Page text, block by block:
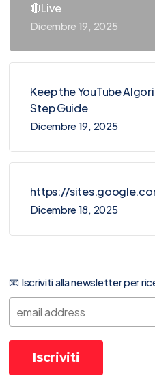
🔴Live
Dicembre 19, 2025
Keep the YouTube
Step Guide
Dicembre 19, 2025
https://
Dicembre 18, 2025
📧 Iscriviti alla newsletter per